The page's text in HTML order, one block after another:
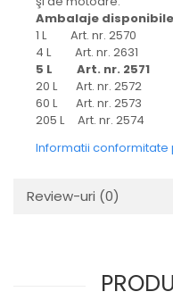
Consumabile
Ambalaje disponibile
1 L Art. nr. 2570
4 L Art. nr. 2631
5 L Art. nr. 2571
20 L Art. nr. 2572
60 L Art. nr. 2573
205 L Art. nr. 2574
Informatii conformitate
Review-uri (0)